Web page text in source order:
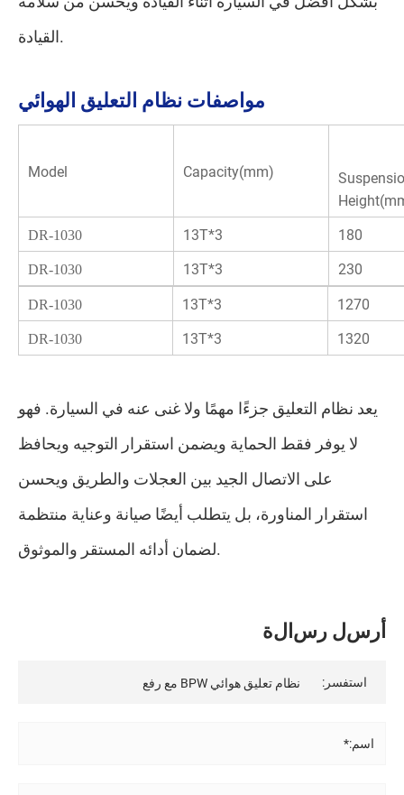
القيادة.
مواصفات نظام التعليق الهوائي
Model Capacity(mm)
DR-1030 13T*3 180
DR-1030 13T*3 230
DR-1030 13T*3 1270
DR-1030 13T*3 1320
يعد نظام التعليق جزءًا مهمًا ولا غنى عنه في السيارة. فهو
لا يوفر فقط الحماية ويضمن استقرار التوجيه ويحافظ
على الاتصال الجيد بين العجلات والطريق ويحسن
استقرار المناورة، بل يتطلب أيضًا صيانة وعناية منتظمة
لضمان أدائه المستقر والموثوق.
أر سل ر سالة
استفسر:
اسم:*